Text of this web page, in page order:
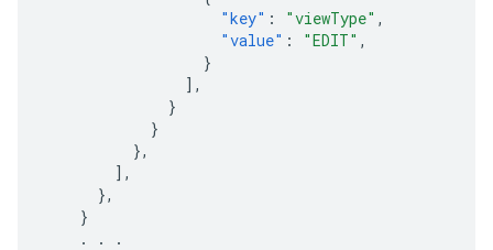
"key" : "viewType" ,
"value" : "EDIT" ,
}
],
}
}
},
],
},
}
.
. .